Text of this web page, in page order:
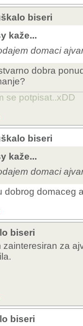
biseri
kaže...
domaci
dobra
se potpisat..xDD
biseri
kaže...
domaci
dobrog domaceg
biseri
zainteresiran za
biseri